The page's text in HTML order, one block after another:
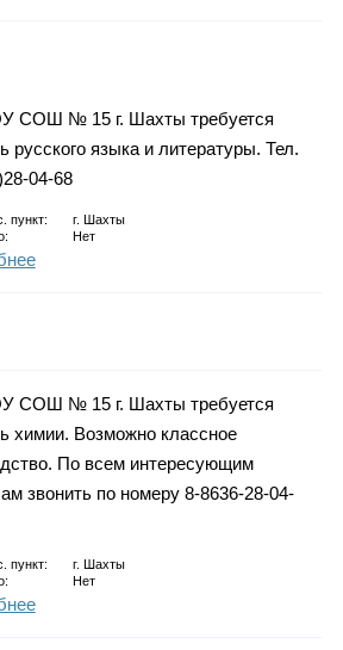
СОШ № 15 г. Шахты требуется
русского языка и литературы. Тел.
04-68
пункт: г.
Шахты
Нет
СОШ № 15 г. Шахты требуется
химии. Возможно классное
По всем интересующим
звонить по номеру 8-8636-28-04-
пункт: г.
Шахты
Нет